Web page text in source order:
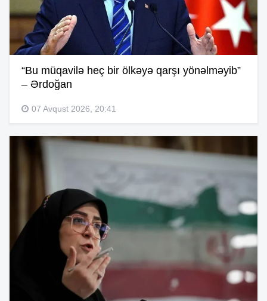
“Bu müqavilə heç bir ölkəyə qarşı yönəlməyib”
– Ərdoğan
07 Avqust 2026, 20:41